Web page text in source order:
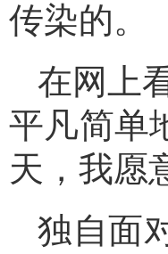
传染的。
在网上
平凡简单
天，我愿
独自面